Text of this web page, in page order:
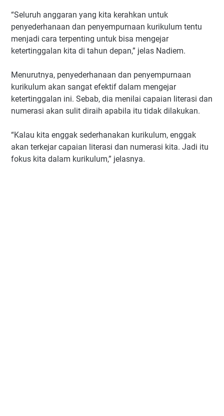
“Seluruh anggaran yang kita kerahkan untuk
penyederhanaan dan penyempurnaan kurikulum tentu
menjadi cara terpenting untuk bisa mengejar
ketertinggalan kita di tahun depan,” jelas Nadiem.
Menurutnya, penyederhanaan dan penyempurnaan
kurikulum akan sangat efektif dalam mengejar
ketertinggalan ini. Sebab, dia menilai capaian literasi dan
numerasi akan sulit diraih apabila itu tidak dilakukan.
“Kalau kita enggak sederhanakan kurikulum, enggak
akan terkejar capaian literasi dan numerasi kita. Jadi itu
fokus kita dalam kurikulum,” jelasnya.